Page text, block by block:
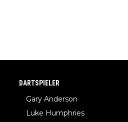
DARTSPIELER
Gary Anderson
Luke Humphries